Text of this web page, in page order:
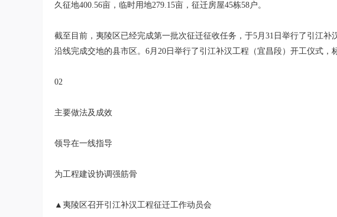
久征地400.56亩，临时用地279.15亩，征迁房屋45栋58户。
截至目前，夷陵区已经完成第一批次征迁征收任务，于5月31日举行了引江
沿线完成交地的县市区。6月20日举行了引江补汉工程（宜昌段）开工仪式，
02
主要做法及成效
领导在一线指导
为工程建设协调强筋骨
▲夷陵区召开引江补汉工程征迁工作动员会